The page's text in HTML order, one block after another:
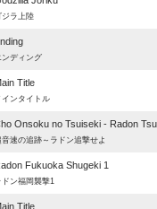
ジラ上陸
ンディング
Title
インタイトル
Onsoku no Tsuiseki - Radon
音速の追跡～ラドン追撃せよ
Fukuoka Shugeki 1
ドン福岡襲撃1
Title